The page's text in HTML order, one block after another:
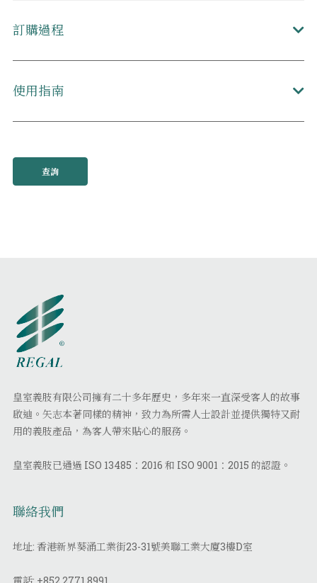
訂購過程
使用指南
查詢
皇室義肢有限公司擁有二十多年歷史，多年來一直深受客人的故事
啟迪。矢志本著同樣的精神，致力為所需人士設計並提供獨特又耐
用的義肢產品，為客人帶來貼心的服務。
皇室義肢已通過 ISO 13485：2016 和 ISO 9001：2015 的認證。
聯絡我們
地址: 香港新界葵涌工業街23-31號美聯工業大廈3樓D室